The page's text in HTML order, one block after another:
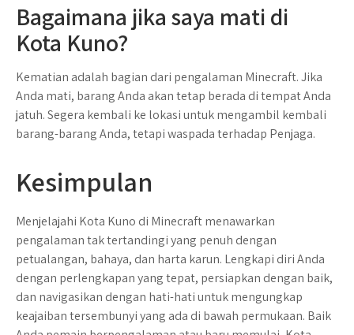
Bagaimana jika saya mati di
Kota Kuno?
Kematian adalah bagian dari pengalaman Minecraft. Jika
Anda mati, barang Anda akan tetap berada di tempat Anda
jatuh. Segera kembali ke lokasi untuk mengambil kembali
barang-barang Anda, tetapi waspada terhadap Penjaga.
Kesimpulan
Menjelajahi Kota Kuno di Minecraft menawarkan
pengalaman tak tertandingi yang penuh dengan
petualangan, bahaya, dan harta karun. Lengkapi diri Anda
dengan perlengkapan yang tepat, persiapkan dengan baik,
dan navigasikan dengan hati-hati untuk mengungkap
keajaiban tersembunyi yang ada di bawah permukaan. Baik